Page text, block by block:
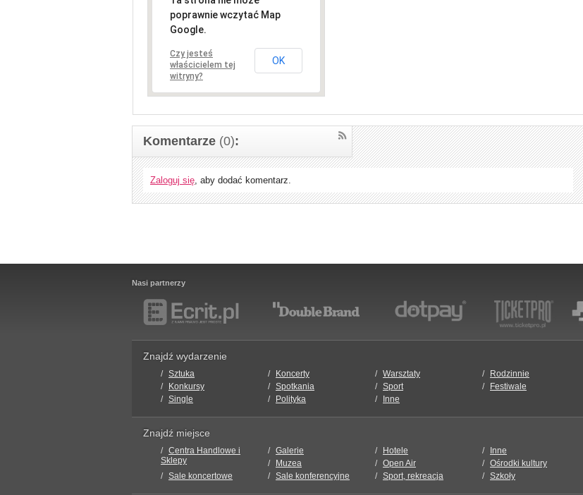
poprawnie wczytać Map
Google.
Czy jesteś
właścicielem tej
witryny?
OK
Komentarze (0):
Zaloguj się, aby dodać komentarz.
Nasi partnerzy
Znajdź wydarzenie
Sztuka Koncerty Warsztaty Rodzinnie
Konkursy
Spotkania Sport Festiwale
Single
Polityka Inne
Znajdź miejsce
Centra Handlowe i
Sklepy
Galerie Hotele Inne
Muzea
Open Air Ośrodki kultury
Sale koncertowe
Sale konferencyjne Sport, rekreacja Szkoły